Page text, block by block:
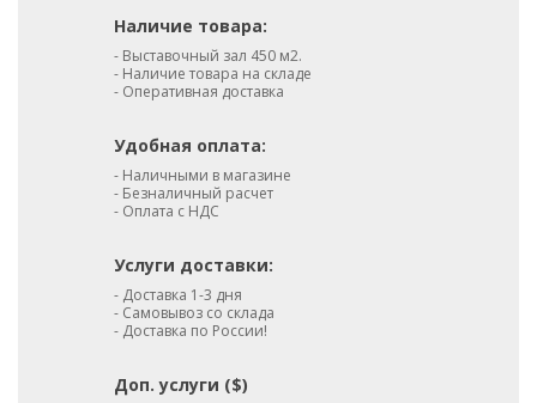
Наличие товара:
- Выставочный зал 450 м2.
- Наличие товара на складе
- Оперативная доставка
Удобная оплата:
- Наличными в магазине
- Безналичный расчет
- Оплата с НДС
Услуги доставки:
- Доставка 1-3 дня
- Самовывоз со склада
- Доставка по России!
Доп. услуги ($)